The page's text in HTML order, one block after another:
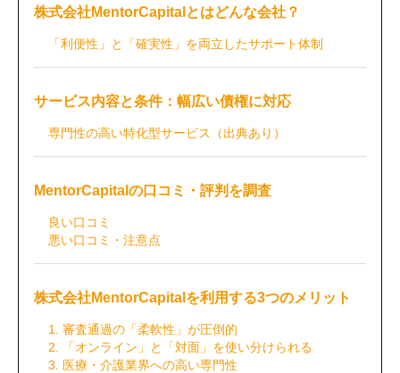
株式会社MentorCapitalとはどんな会社？
「利便性」と「確実性」を両立したサポート体制
サービス内容と条件：幅広い債権に対応
専門性の高い特化型サービス（出典あり）
MentorCapitalの口コミ・評判を調査
良い口コミ
悪い口コミ・注意点
株式会社MentorCapitalを利用する3つのメリット
1. 審査通過の「柔軟性」が圧倒的
2. 「オンライン」と「対面」を使い分けられる
3. 医療・介護業界への高い専門性